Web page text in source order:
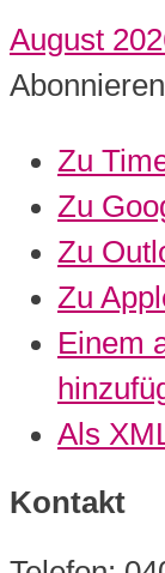
August
Abonnieren
Zu
Zu
Zu
Zu
Einem
Als
Kontakt